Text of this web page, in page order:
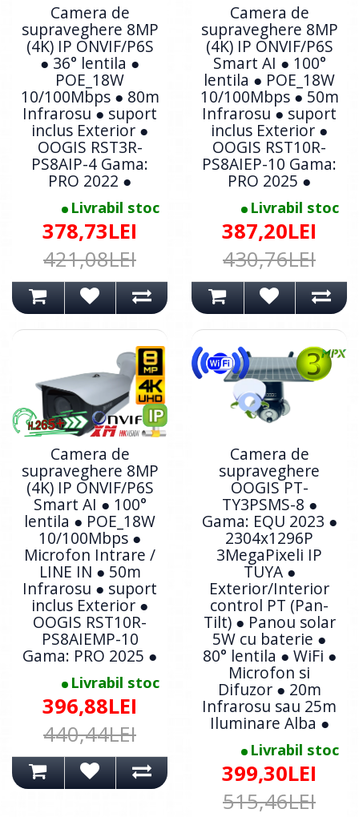
Camera de
supraveghere 8MP
(4K) IP ONVIF/P6S
● 36° lentila ●
POE_18W
10/100Mbps ● 80m
Infrarosu ● suport
inclus Exterior ●
OOGIS RST3R-
PS8AIP-4 Gama:
PRO 2022 ●
Livrabil stoc
378,73LEI
421,08LEI
Camera de
supraveghere 8MP
(4K) IP ONVIF/P6S
Smart AI ● 100°
lentila ● POE_18W
10/100Mbps ● 50m
Infrarosu ● suport
inclus Exterior ●
OOGIS RST10R-
PS8AIEP-10 Gama:
PRO 2025 ●
Livrabil stoc
387,20LEI
430,76LEI
Camera de
supraveghere 8MP
(4K) IP ONVIF/P6S
Smart AI ● 100°
lentila ● POE_18W
10/100Mbps ●
Microfon Intrare /
LINE IN ● 50m
Infrarosu ● suport
inclus Exterior ●
OOGIS RST10R-
PS8AIEMP-10
Gama: PRO 2025 ●
Livrabil stoc
396,88LEI
440,44LEI
Camera de
supraveghere
OOGIS PT-
TY3PSMS-8 ●
Gama: EQU 2023 ●
2304x1296P
3MegaPixeli IP
TUYA ●
Exterior/Interior
control PT (Pan-
Tilt) ● Panou solar
5W cu baterie ●
80° lentila ● WiFi ●
Microfon si
Difuzor ● 20m
Infrarosu sau 25m
Iluminare Alba ●
Livrabil stoc
399,30LEI
515,46LEI